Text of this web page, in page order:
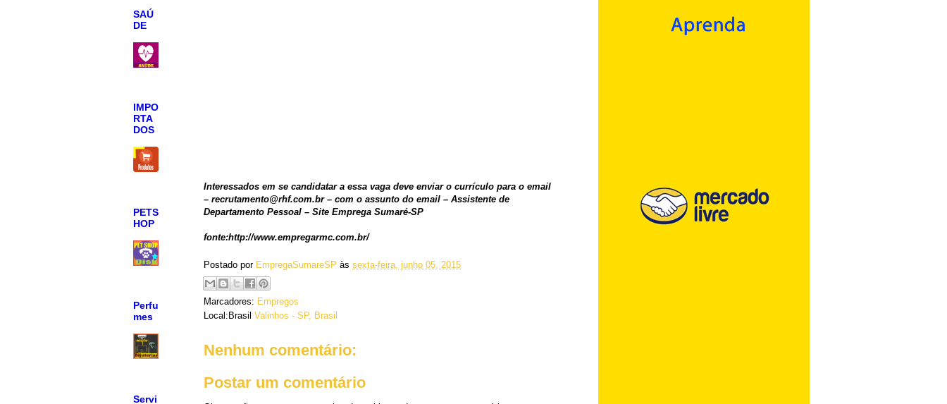
Interessados em se candidatar a essa vaga deve enviar o currículo para o email
– recrutamento@rhf.com.br – com o assunto do email – Assistente de
Departamento Pessoal – Site Emprega Sumaré-SP
fonte:http://www.empregarmc.com.br/
Postado por EmpregaSumareSP às sexta-feira, junho 05, 2015
Marcadores: Empregos
Local:Brasil Valinhos - SP, Brasil
Nenhum comentário:
Postar um comentário
SAÚ
DE
IMPO
RTA
DOS
PETS
HOP
Perfu
mes
Servi